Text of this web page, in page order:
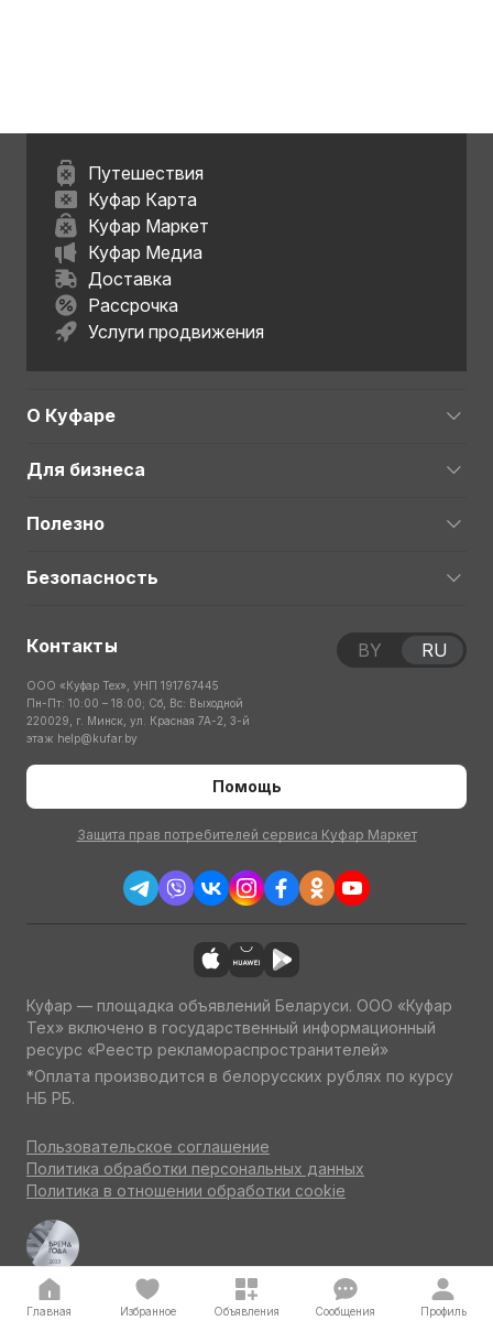
Путешествия
Куфар Карта
Куфар Маркет
Куфар Медиа
Доставка
Рассрочка
Услуги продвижения
О Куфаре
Для бизнеса
Полезно
Безопасность
Контакты
ООО «Куфар Тех», УНП 191767445
Пн-Пт: 10:00 – 18:00; Сб, Вс: Выходной
220029, г. Минск, ул. Красная 7А-2, 3-й
этаж help@kufar.by
Помощь
Защита прав потребителей сервиса Куфар Маркет
BY RU
Куфар — площадка объявлений Беларуси. ООО «Куфар
Тех» включено в государственный информационный
ресурс «Реестр рекламораспространителей»
*Оплата производится в белорусских рублях по курсу
НБ РБ.
Пользовательское соглашение
Политика обработки персональных данных
Политика в отношении обработки cookie
Куфар Авто — одна из ведущих площадок об авто
по итогам потребительского голосования на конкурсе
«Бренд года» 2023
Главная Избранное Объявления Сообщения Профиль